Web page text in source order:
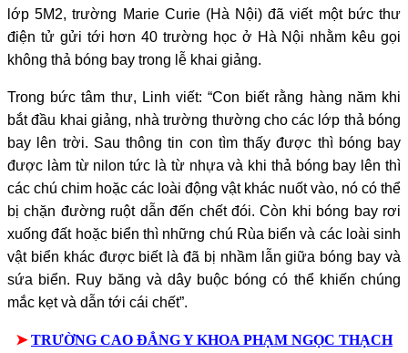
lớp 5M2, trường Marie Curie (Hà Nội) đã viết một bức thư
điện tử gửi tới hơn 40 trường học ở Hà Nội nhằm kêu gọi
không thả bóng bay trong lễ khai giảng.
Trong bức tâm thư, Linh viết: “Con biết rằng hàng năm khi
bắt đầu khai giảng, nhà trường thường cho các lớp thả bóng
bay lên trời. Sau thông tin con tìm thấy được thì bóng bay
được làm từ nilon tức là từ nhựa và khi thả bóng bay lên thì
các chú chim hoặc các loài động vật khác nuốt vào, nó có thể
bị chặn đường ruột dẫn đến chết đói. Còn khi bóng bay rơi
xuống đất hoặc biển thì những chú Rùa biển và các loài sinh
vật biển khác được biết là đã bị nhầm lẫn giữa bóng bay và
sứa biển. Ruy băng và dây buộc bóng có thể khiến chúng
mắc kẹt và dẫn tới cái chết”.
➤TRƯỜNG CAO ĐẲNG Y KHOA PHẠM NGỌC THẠCH